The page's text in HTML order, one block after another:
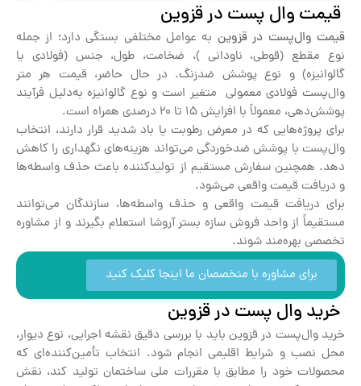
قیمت وال پست در قزوین
قیمت وال‌پست در قزوین به عوامل مختلفی بستگی دارد؛ از جمله
نوع مقطع (قوطی، ناودانی )، ضخامت، طول، جنس (فولادی یا
گالوانیزه) و نوع پوشش ضدزنگ. در حال حاضر، قیمت هر متر
وال‌پست فولادی معمولی متغیر است و نوع گالوانیزه به‌دلیل فرآیند
پوشش‌دهی، معمولاً با افزایش ۱۵ تا ۲۰ درصدی همراه است.
برای پروژه‌هایی که در معرض رطوبت یا باد شدید قرار دارند، انتخاب
وال‌پست با پوشش ضدخوردگی می‌تواند هزینه‌های نگهداری را کاهش
دهد. همچنین سفارش مستقیم از تولیدکننده باعث حذف واسطه‌ها
و دریافت قیمت واقعی می‌شود.
برای دریافت قیمت واقعی و حذف واسطه‌ها، سازندگان می‌توانند
مستقیماً از واحد فروش سازه بستر آروشا استعلام بگیرند و از مشاوره
تخصصی بهره‌مند شوند.
برای مشاوره با متخصصان ما اینجا کلیک کنید
خرید وال پست در قزوین
خرید وال‌پست در قزوین باید با بررسی دقیق نقشه اجرایی، نوع دیوار،
محل نصب و شرایط اقلیمی انجام شود. انتخاب تأمین‌کننده‌ای که
محصولات خود را مطابق با مقررات ملی ساختمان تولید کند، نقش